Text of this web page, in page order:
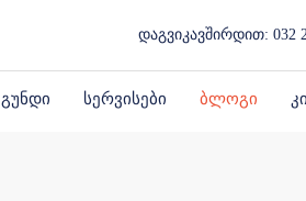
დაგვიკავშირდით: 032
გუნდი სერვისები ბლოგი